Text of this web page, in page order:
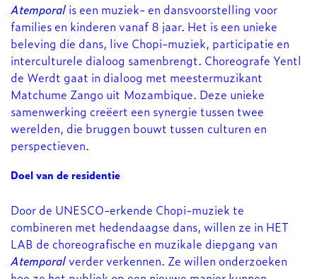
Atemporal is een muziek- en dansvoorstelling voor
families en kinderen vanaf 8 jaar. Het is een unieke
beleving die dans, live Chopi-muziek, participatie en
interculturele dialoog samenbrengt. Choreografe Yentl
de Werdt gaat in dialoog met meestermuzikant
Matchume Zango uit Mozambique. Deze unieke
samenwerking creëert een synergie tussen twee
werelden, die bruggen bouwt tussen culturen en
perspectieven.
Doel van de residentie
Door de UNESCO-erkende Chopi-muziek te
combineren met hedendaagse dans, willen ze in HET
LAB de choreografische en muzikale diepgang van
Atemporalverder verkennen. Ze willen onderzoeken